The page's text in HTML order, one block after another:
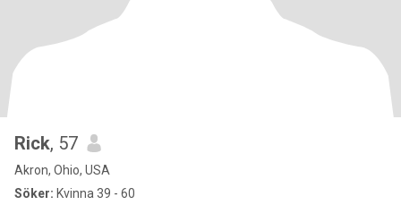
Rick, 57
Akron, Ohio, USA
Söker: Kvinna 39 - 60